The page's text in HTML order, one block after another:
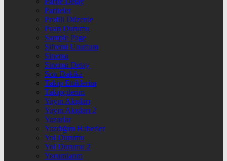
Pariteler
Profili Düzenle
Puan Durumu
Sample Page
Şifremi Unuttum
Sinema
Sinema Detay
Son Dakika
Takip Ettiklerim
Takipçilerim
Yayın Akışları
Yayın Akışları 2
Yazarlar
Yazdığım Haberler
Yol Durumu
Yol Durumu 2
Yorumlarım